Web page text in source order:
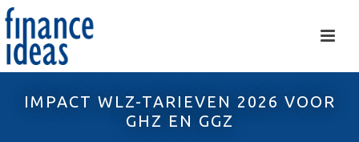
IMPACT WLZ-TARIEVEN 2026 VOOR
GHZ EN GGZ